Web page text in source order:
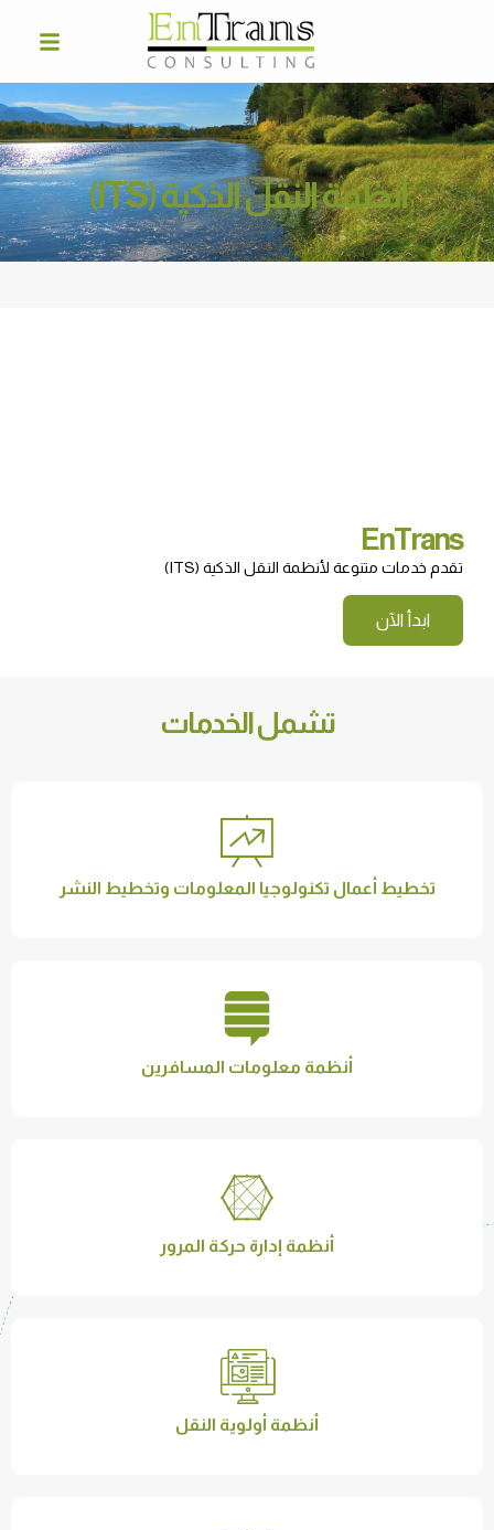
أنظمة النقل الذكية (ITS)
EnTrans
تقدم خدمات متنوعة لأنظمة النقل الذكية (ITS)
ابدأ الآن
تشمل الخدمات
تخطيط أعمال تكنولوجيا المعلومات وتخطيط النشر
أنظمة معلومات المسافرين
أنظمة إدارة حركة المرور
أنظمة أولوية النقل